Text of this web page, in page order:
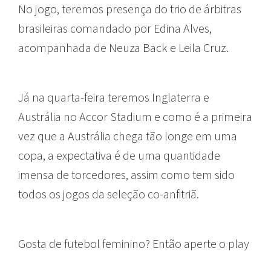
No jogo, teremos presença do trio de árbitras
brasileiras comandado por Edina Alves,
acompanhada de Neuza Back e Leila Cruz.
Já na quarta-feira teremos Inglaterra e
Austrália no Accor Stadium e como é a primeira
vez que a Austrália chega tão longe em uma
copa, a expectativa é de uma quantidade
imensa de torcedores, assim como tem sido
todos os jogos da seleção co-anfitriã.
Gosta de futebol feminino? Então aperte o play